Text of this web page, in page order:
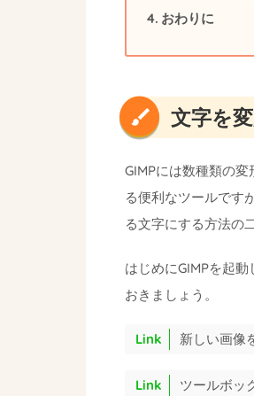
おわりに
文字を
GIMPには数種類の
る便利なツールです
る文字にする方法の
はじめにGIMPを起
おきましょう。
新しい画像
ツールボッ